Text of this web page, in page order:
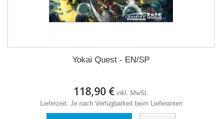
Yokai Quest - EN/SP
118,90 € inkl. MwSt.
Lieferzeit: Je nach Verfügbarkeit beim Lieferanten